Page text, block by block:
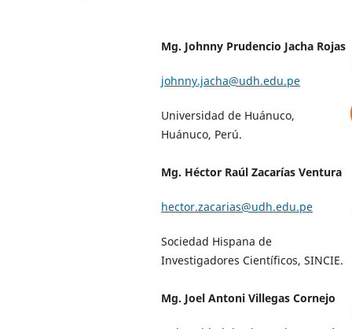
Mg. Johnny Prudencio Jacha Rojas
johnny.jacha@udh.edu.pe
Universidad de Huánuco,
Huánuco, Perú.
Mg. Héctor Raúl Zacarías Ventura
hector.zacarias@udh.edu.pe
Sociedad Hispana de
Investigadores Científicos, SINCIE.
Mg. Joel Antoni Villegas Cornejo